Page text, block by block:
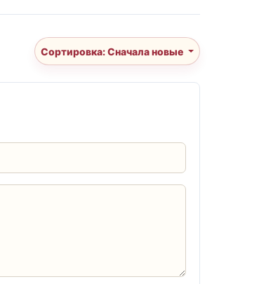
Сортировка: Сначала новые